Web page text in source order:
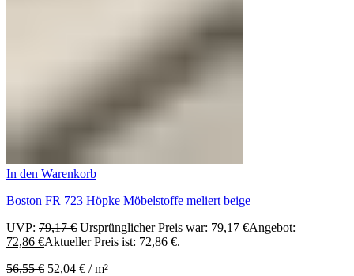
In den Warenkorb
Boston FR 723 Höpke Möbelstoffe meliert beige
UVP: 79,17€ Ursprünglicher Preis war: 79,17 €Angebot:
72,86 €Aktueller Preis ist: 72,86 €.
56,55€ 52,04 € /m²